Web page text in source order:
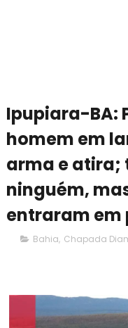
Ipupiara-BA:
homem em
arma e atira;
ninguém,
entraram em
Bahia, Chapada